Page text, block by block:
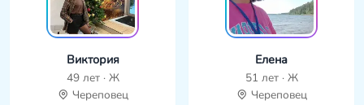
Виктория
49 лет · Ж
Череповец
Елена
51 лет · Ж
Череповец